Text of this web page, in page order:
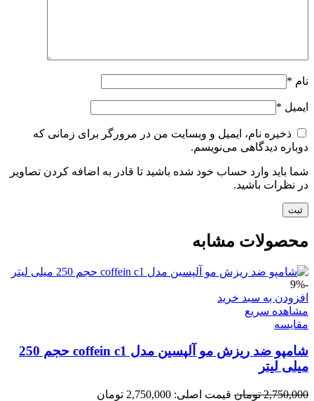
نام *
ایمیل *
ذخیره نام، ایمیل و وبسایت من در مرورگر برای زمانی که
دوباره دیدگاهی می‌نویسم.
شما باید وارد حساب خود شده باشید تا قادر به اضافه کردن تصاویر
در نظرات باشید.
محصولات مشابه
-9%
افزودن به سبد خرید
مشاهده سریع
مقایسه
شامپو ضد ریزش مو آلپسین مدل coffein c1 حجم 250
میلی لیتر
2,750,000 تومان
قیمت اصلی: 2,750,000 تومان